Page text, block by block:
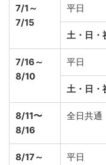
7/1～
7/15
平日
土・日・
7/16～
8/10
平日
土・日・
8/11〜
8/16
全日共通
8/17～
平日